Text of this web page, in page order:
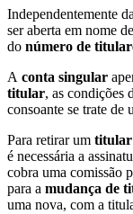
Independentemente
ser aberta em nome
do número de
A conta singular
titular, as condições
consoante se trate de
Para retirar um titular
é necessária a
cobra uma comissão
para a mudança de
uma nova, com a